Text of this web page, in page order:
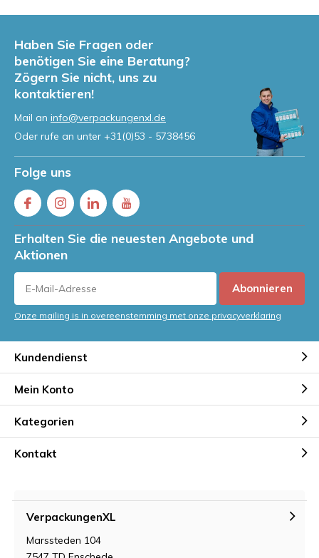
Haben Sie Fragen oder
benötigen Sie eine Beratung?
Zögern Sie nicht, uns zu
kontaktieren!
Mail an info@verpackungenxl.de
Oder rufe an unter +31(0)53 - 5738456
Folge uns
Erhalten Sie die neuesten Angebote und
Aktionen
Abonnieren
Onze mailing is in overeenstemming met onze privacyverklaring
Kundendienst
Mein Konto
Kategorien
Kontakt
VerpackungenXL
Marssteden 104